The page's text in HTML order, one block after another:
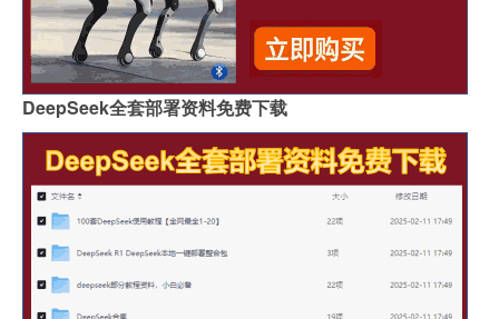
DeepSeek全套部署资料免费下载